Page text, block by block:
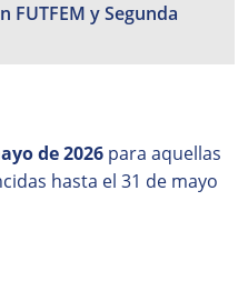
FUTFEM y Segunda
de 2026 para aquellas
hasta el 31 de mayo